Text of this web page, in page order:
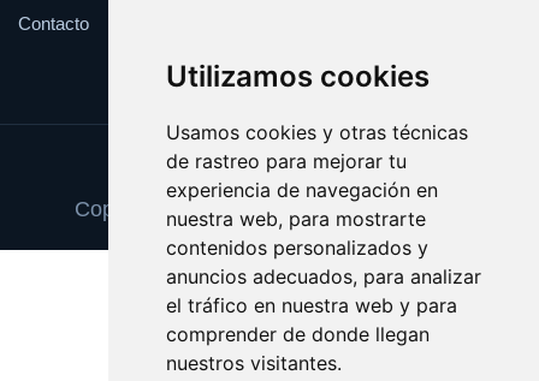
Utilizamos cookies
Usamos cookies y otras técnicas
de rastreo para mejorar tu
experiencia de navegación en
nuestra web, para mostrarte
contenidos personalizados y
anuncios adecuados, para analizar
el tráfico en nuestra web y para
comprender de donde llegan
nuestros visitantes.
Contacto
Update cookies preferences
Copyright © 2025 cancionesdeboda.com